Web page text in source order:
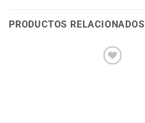
PRODUCTOS RELACIONADOS